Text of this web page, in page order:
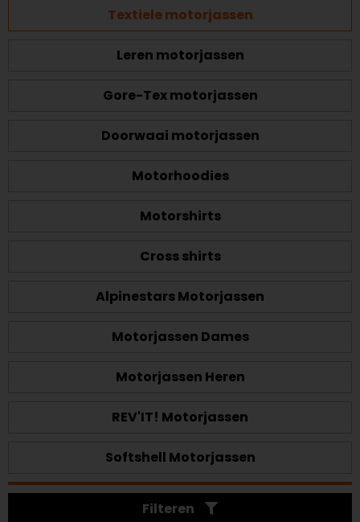
Textiele motorjassen
Leren motorjassen
Gore-Tex motorjassen
Doorwaai motorjassen
Motorhoodies
Motorshirts
Cross shirts
Alpinestars Motorjassen
Motorjassen Dames
Motorjassen Heren
REV'IT! Motorjassen
Softshell Motorjassen
Filteren